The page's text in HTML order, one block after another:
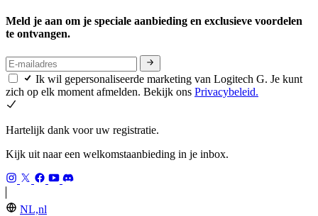
Meld je aan om je speciale aanbieding en exclusieve voordelen
te ontvangen.
Ik wil gepersonaliseerde marketing van Logitech G. Je kunt
zich op elk moment afmelden. Bekijk ons Privacybeleid.
Hartelijk dank voor uw registratie.
Kijk uit naar een welkomstaanbieding in je inbox.
NL,nl